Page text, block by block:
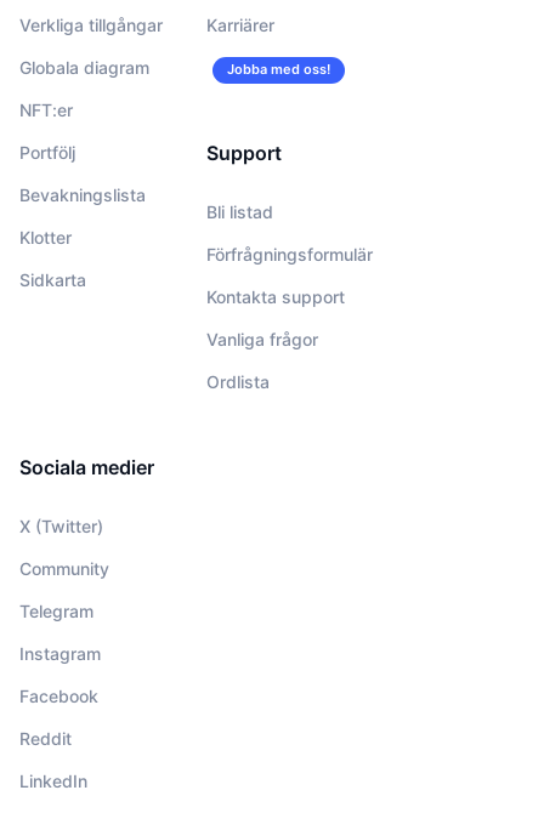
Verkliga tillgångar
Globala diagram
NFT:er
Portfölj
Bevakningslista
Klotter
Sidkarta
Karriärer
Jobba med oss!
Support
Bli listad
Förfrågningsformulär
Kontakta support
Vanliga frågor
Ordlista
Sociala medier
X (Twitter)
Community
Telegram
Instagram
Facebook
Reddit
LinkedIn